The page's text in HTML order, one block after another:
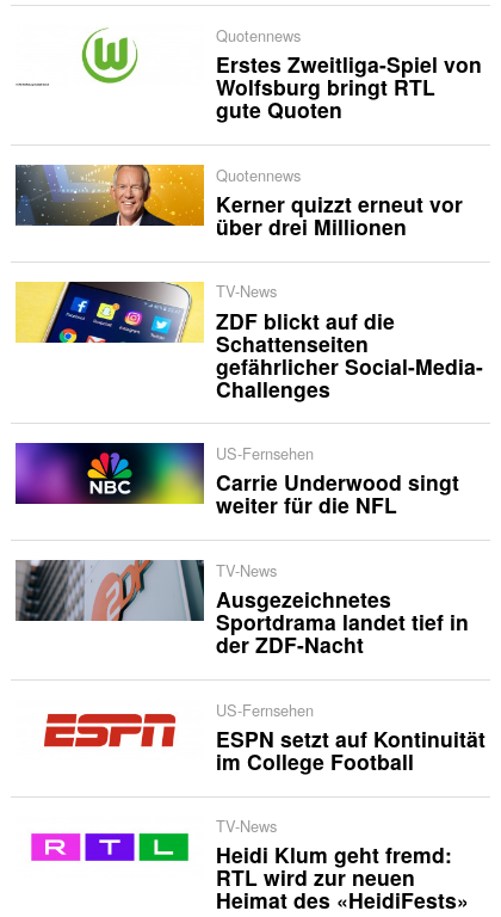
Quotennews
Erstes Zweitliga-Spiel von
Wolfsburg bringt RTL
gute Quoten
Quotennews
Kerner quizzt erneut vor
über drei Millionen
TV-News
ZDF blickt auf die
Schattenseiten
gefährlicher Social-Media-
Challenges
US-Fernsehen
Carrie Underwood singt
weiter für die NFL
TV-News
Ausgezeichnetes
Sportdrama landet tief in
der ZDF-Nacht
US-Fernsehen
ESPN setzt auf Kontinuität
im College Football
TV-News
Heidi Klum geht fremd:
RTL wird zur neuen
Heimat des «HeidiFests»